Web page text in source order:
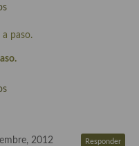
2012 Responder